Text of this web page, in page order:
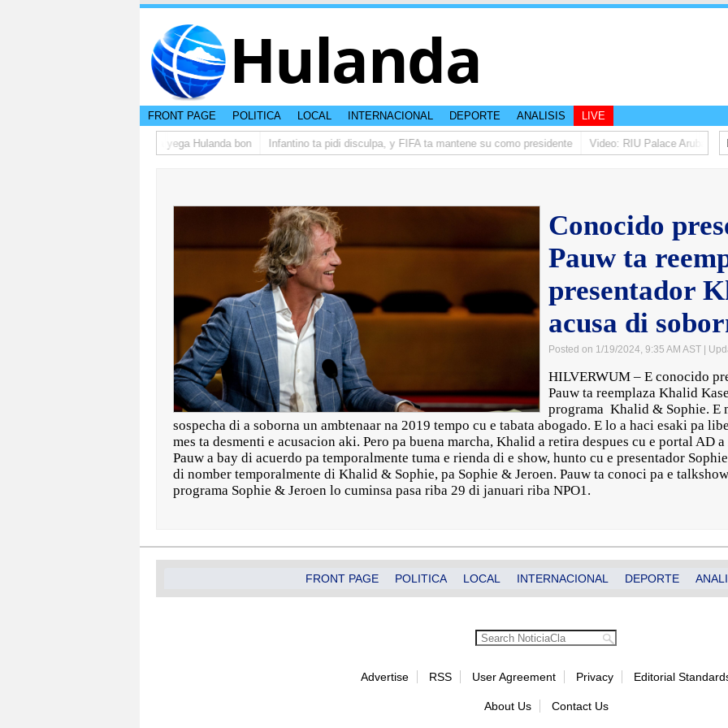
Hulanda
FRONT PAGE POLITICA LOCAL INTERNACIONAL DEPORTE ANALISIS LIVE
di studiantenan di Aruba a yega Hulanda bon Infantino ta pidi disculpa, y FIFA ta mantene su como presidente Video: RIU Palace Aruba ta
Conocido
Pauw ta
presentador
acusa di
Posted on 1/19/2024, 9:35 AM AST |
HILVERWUM – E conocido
Pauw ta reemplaza Khalid
programa Khalid & Sophie. E
sospecha di a soborna un ambtenaar na 2019 tempo cu e tabata abogado. E lo a haci esaki pa
mes ta desmenti e acusacion aki. Pero pa buena marcha, Khalid a retira despues cu e portal AD
Pauw a bay di acuerdo pa temporalmente tuma e rienda di e show, hunto cu e presentador
di nomber temporalmente di Khalid & Sophie, pa Sophie & Jeroen. Pauw ta conoci pa e
programa Sophie & Jeroen lo cuminsa pasa riba 29 di januari riba NPO1.
FRONT PAGE POLITICA LOCAL INTERNACIONAL DEPORTE
Advertise RSS User Agreement Privacy Editorial
About Us Contact Us